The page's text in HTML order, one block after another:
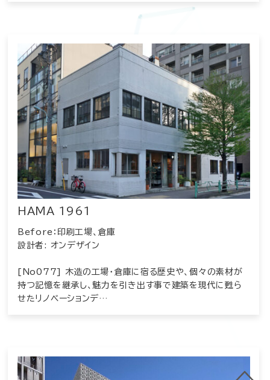
HAMA 1961
Before：印刷工場、倉庫
設計者: オンデザイン
[No077] 木造の工場・倉庫に宿る歴史や、個々の素材が
持つ記憶を継承し、魅力を引き出す事で建築を現代に甦ら
せたリノベーションデ…